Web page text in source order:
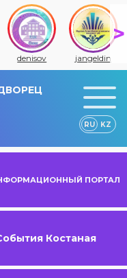
denisov jangeldin
RU KZ
ПОРТАЛ
Костаная